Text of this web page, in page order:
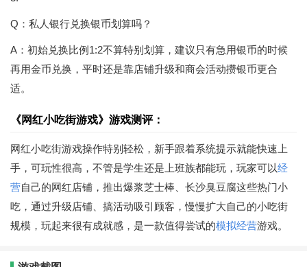
Q：私人银行兑换银币划算吗？
A：初始兑换比例1:2不算特别划算，建议只有急用银币的时候
再用金币兑换，平时还是靠店铺升级和商会活动攒银币更合
适。
《网红小吃街游戏》游戏测评：
网红小吃街游戏操作特别轻松，新手跟着系统提示就能快速上
手，可玩性很高，不管是学生还是上班族都能玩，玩家可以经
营自己的网红店铺，推出爆浆芝士棒、长沙臭豆腐这些热门小
吃，通过升级店铺、搞活动吸引顾客，慢慢扩大自己的小吃街
规模，玩起来很有成就感，是一款值得尝试的模拟经营游戏。